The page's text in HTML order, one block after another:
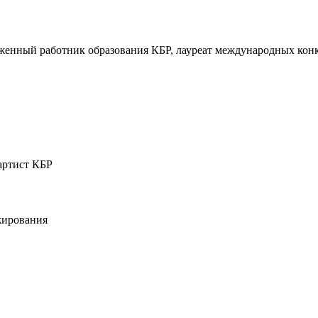
работник образования КБР, лауреат международных
КБР